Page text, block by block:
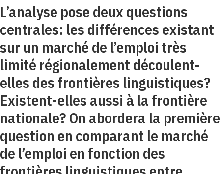
L’analyse pose deux questions
centrales: les différences existant
sur un marché de l’emploi très
limité régionalement découlent-
elles des frontières linguistiques?
Existent-elles aussi à la frontière
nationale? On abordera la première
question en comparant le marché
de l’emploi en fonction des